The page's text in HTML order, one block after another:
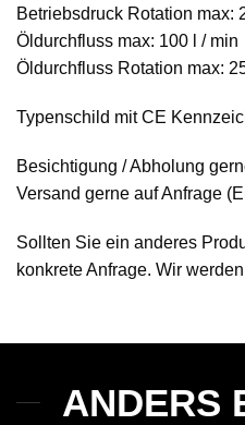
Betriebsdruck Rotation max:
Öldurchfluss max: 100 l / min
Öldurchfluss Rotation max:
Typenschild mit CE
Besichtigung / Abholung
Versand gerne auf Anfrage
Sollten Sie ein anderes
konkrete Anfrage. Wir
ANDERS